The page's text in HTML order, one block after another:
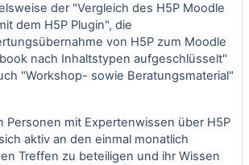
der "Vergleich des H5P Moodle
dem H5P Plugin", die
von H5P zum Moodle
nach Inhaltstypen aufgeschlüsselt"
"Workshop- sowie Beratungsmaterial"
Personen mit Expertenwissen über H5P
aktiv an den einmal monatlich
Treffen zu beteiligen und ihr Wissen